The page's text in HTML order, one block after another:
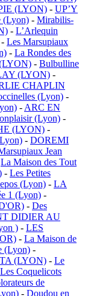
(LYON) - UP’Y
(Lyon) - Mirabilis-
- L’Arlequin
- Les Marsupiaux
- La Rondes des
- Bulbulline
(LYON) -
CHAPLIN
(Lyon) -
- ARC EN
(Lyon) -
(LYON) -
- DOREMI
Jean
La Maison des Tout
- Les Petites
(Lyon) - LA
1 (Lyon) -
- Des
DIDIER AU
) - LES
- La Maison de
(Lyon) -
(LYON) - Le
Les Coquelicots
de
- Doudou en